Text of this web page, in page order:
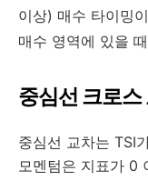
이상) 매수 타이밍
매수 영역에 있을
중심선 크로스
중심선 교차는 TSI
모멘텀은 지표가 0